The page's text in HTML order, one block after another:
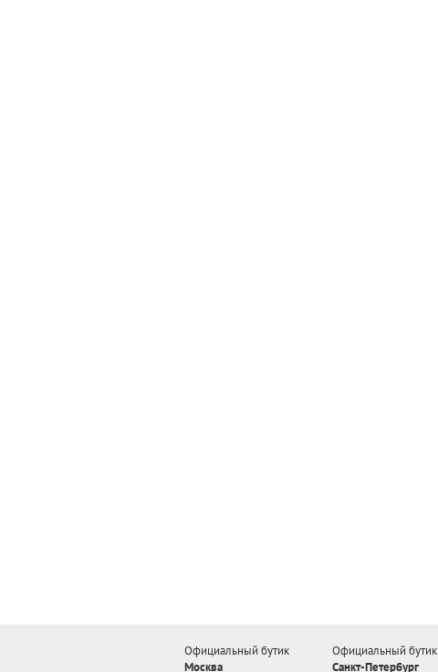
Официальный бутик
Москва
Официальный бутик
Санкт-Петербург